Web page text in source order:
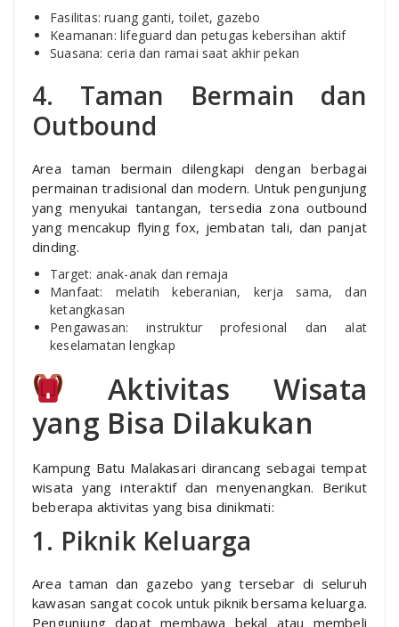
Fasilitas: ruang ganti, toilet, gazebo
Keamanan: lifeguard dan petugas kebersihan aktif
Suasana: ceria dan ramai saat akhir pekan
4. Taman Bermain dan
Outbound
Area taman bermain dilengkapi dengan berbagai
permainan tradisional dan modern. Untuk pengunjung
yang menyukai tantangan, tersedia zona outbound
yang mencakup flying fox, jembatan tali, dan panjat
dinding.
Target: anak-anak dan remaja
Manfaat: melatih keberanian, kerja sama, dan
ketangkasan
Pengawasan: instruktur profesional dan alat
keselamatan lengkap
Aktivitas Wisata
yang Bisa Dilakukan
Kampung Batu Malakasari dirancang sebagai tempat
wisata yang interaktif dan menyenangkan. Berikut
beberapa aktivitas yang bisa dinikmati:
1. Piknik Keluarga
Area taman dan gazebo yang tersebar di seluruh
kawasan sangat cocok untuk piknik bersama keluarga.
Pengunjung dapat membawa bekal atau membeli